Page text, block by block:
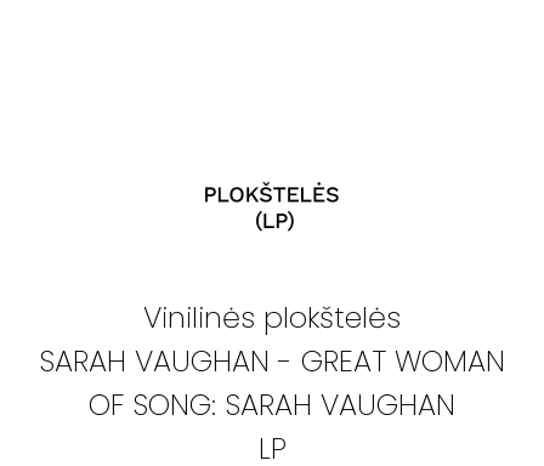
Vinilinės plokštelės
SARAH VAUGHAN - GREAT WOMAN
OF SONG: SARAH VAUGHAN
LP